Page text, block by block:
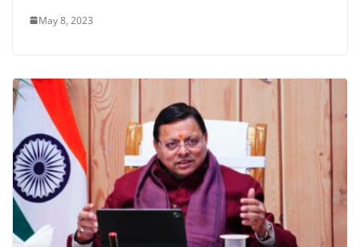
May 8, 2023